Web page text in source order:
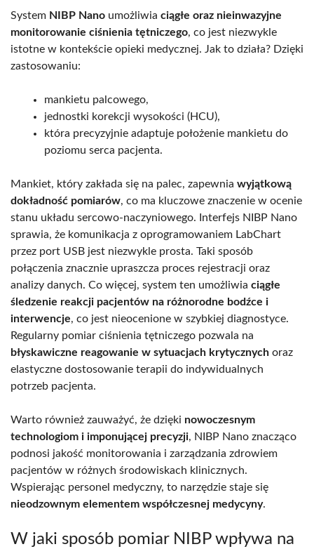
System NIBP Nano umożliwia ciągłe oraz nieinwazyjne
monitorowanie ciśnienia tętniczego, co jest niezwykle
istotne w kontekście opieki medycznej. Jak to działa? Dzięki
zastosowaniu:
mankietu palcowego,
jednostki korekcji wysokości (HCU),
która precyzyjnie adaptuje położenie mankietu do
poziomu serca pacjenta.
Mankiet, który zakłada się na palec, zapewnia wyjątkową
dokładność pomiarów, co ma kluczowe znaczenie w ocenie
stanu układu sercowo-naczyniowego. Interfejs NIBP Nano
sprawia, że komunikacja z oprogramowaniem LabChart
przez port USB jest niezwykle prosta. Taki sposób
połączenia znacznie upraszcza proces rejestracji oraz
analizy danych. Co więcej, system ten umożliwia ciągłe
śledzenie reakcji pacjentów na różnorodne bodźce i
interwencje, co jest nieocenione w szybkiej diagnostyce.
Regularny pomiar ciśnienia tętniczego pozwala na
błyskawiczne reagowanie w sytuacjach krytycznych oraz
elastyczne dostosowanie terapii do indywidualnych
potrzeb pacjenta.
Warto również zauważyć, że dzięki nowoczesnym
technologiom i imponującej precyzji, NIBP Nano znacząco
podnosi jakość monitorowania i zarządzania zdrowiem
pacjentów w różnych środowiskach klinicznych.
Wspierając personel medyczny, to narzędzie staje się
nieodzownym elementem współczesnej medycyny.
W jaki sposób pomiar NIBP wpływa na